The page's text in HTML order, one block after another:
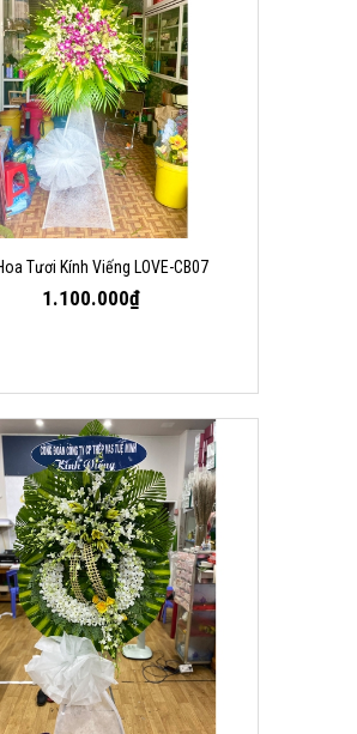
Tươi Kính Viếng LOVE-CB07
1.100.000₫